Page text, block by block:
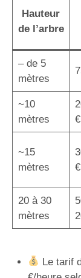
Hauteur
de l’arbre
– de 5
mètres
~10
mètres
€
~15
mètres
€
20 à 30
mètres
Le tarif